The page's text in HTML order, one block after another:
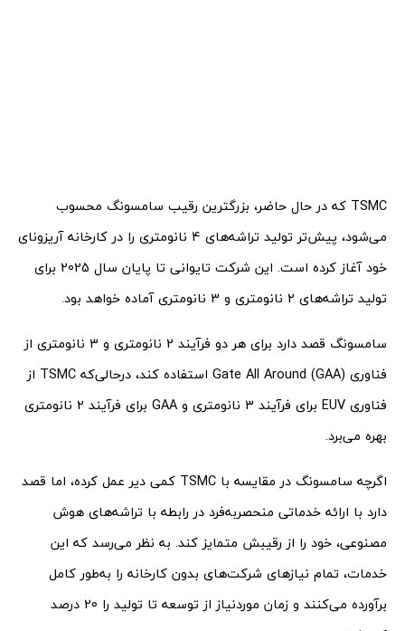
TSMC که در حال حاضر، بزرگترین رقیب سامسونگ محسوب
می‌شود، پیش‌تر تولید تراشه‌های 4 نانومتری را در کارخانه آریزونای
خود آغاز کرده است. این شرکت تایوانی تا پایان سال 2025 برای
تولید تراشه‌های 2 نانومتری و 3 نانومتری آماده خواهد بود.
سامسونگ قصد دارد برای هر دو فرآیند 2 نانومتری و 3 نانومتری از
فناوری Gate All Around (GAA) استفاده کند، درحالی‌که TSMC از
فناوری EUV برای فرآیند 3 نانومتری و GAA برای فرآیند 2 نانومتری
بهره می‌برد.
اگرچه سامسونگ در مقایسه با TSMC کمی دیر عمل کرده، اما قصد
دارد با ارائه خدماتی منحصربه‌فرد در رابطه با تراشه‌های هوش
مصنوعی، خود را از رقیبش متمایز کند. به نظر می‌رسد که این
خدمات، تمام نیازهای شرکت‌های بدون کارخانه را به‌طور کامل
برآورده می‌کنند و زمان موردنیاز از توسعه تا تولید را 20 درصد